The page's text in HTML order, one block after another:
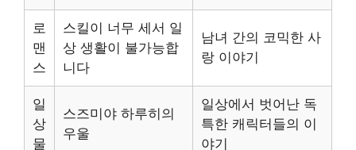
로
맨
스
스킬이 너무 세서 일
상 생활이 불가능합
니다
남녀 간의 코믹한 사
랑 이야기
일
상
물
스즈미야 하루히의
우울
일상에서 벗어난 독
특한 캐릭터들의 이
야기